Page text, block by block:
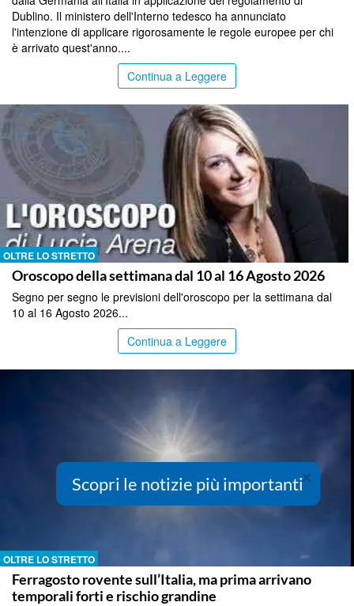
Dublino. Il ministero dell'Interno tedesco ha annunciato
l'intenzione di applicare rigorosamente le regole europee per chi
è arrivato quest'anno....
Continua a Leggere
OLTRE LO STRETTO
Oroscopo della settimana dal 10 al 16 Agosto 2026
Segno per segno le previsioni dell'oroscopo per la settimana dal
10 al 16 Agosto 2026...
Continua a Leggere
OLTRE LO STRETTO
Ferragosto rovente sull’Italia, ma prima arrivano
temporali forti e rischio grandine
×
Scopri le notizie più importanti